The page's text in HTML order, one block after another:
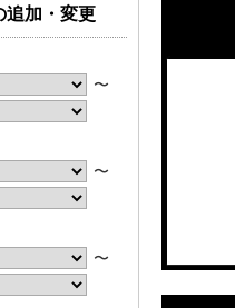
追加・変更
〜
〜
〜